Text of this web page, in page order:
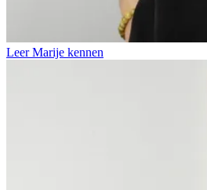
Leer Marije kennen